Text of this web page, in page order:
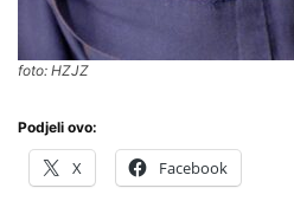
foto: HZJZ
Podjeli ovo:
X Facebook